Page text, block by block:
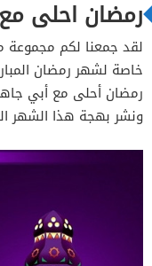
رمضان احلى مع
لقد جمعنا لكم مجموعة
خاصة لشهر رمضان
رمضان أحلى مع أبي
ونشر بهجة هذا الشهر